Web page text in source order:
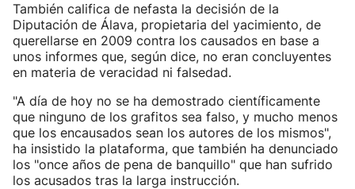
También califica de nefasta la decisión de la
Diputación de Álava, propietaria del yacimiento, de
querellarse en 2009 contra los causados en base a
unos informes que, según dice, no eran concluyentes
en materia de veracidad ni falsedad.
"A día de hoy no se ha demostrado científicamente
que ninguno de los grafitos sea falso, y mucho menos
que los encausados sean los autores de los mismos",
ha insistido la plataforma, que también ha denunciado
los "once años de pena de banquillo" que han sufrido
los acusados tras la larga instrucción.